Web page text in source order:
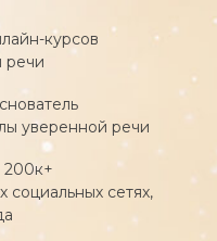
слушали»
понимали:
понимали:
курсов
речи
уверенной речи
200к+
социальных сетях,